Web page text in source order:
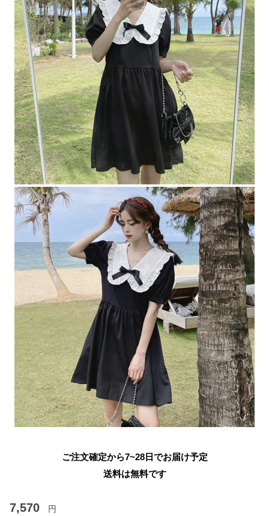
ご注文確定から7~28日でお届け予定
送料は無料です
7,570 円